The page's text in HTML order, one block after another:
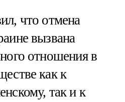
что отмена
вызвана
отношения в
как к
так и к